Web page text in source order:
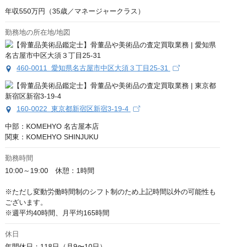
年収550万円（35歳／マネージャークラス）
勤務地の所在地/地図
460-0011 愛知県名古屋市中区大須３丁目25-31
160-0022 東京都新宿区新宿3-19-4
中部：KOMEHYO 名古屋本店
関東：KOMEHYO SHINJUKU
勤務時間
10:00～19:00　休憩：1時間
※ただし変動労働時間制のシフト制のため上記時間以外の可能性も
ございます。
※週平均40時間、月平均165時間
休日